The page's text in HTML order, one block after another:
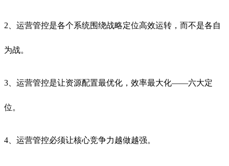
2、运营管控是各个系统围绕战略定位高效运转，而不是各自
为战。
3、运营管控是让资源配置最优化，效率最大化——六大定
位。
4、运营管控必须让核心竞争力越做越强。